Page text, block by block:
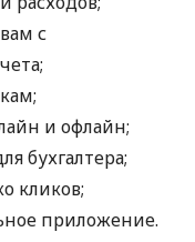
с
и офлайн;
бухгалтера;
кликов;
приложение.